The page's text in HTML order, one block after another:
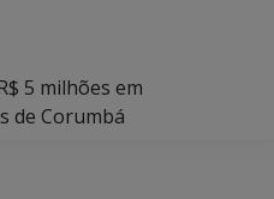
5 milhões em
de Corumbá